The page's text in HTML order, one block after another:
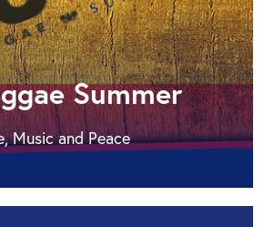
Summer
Music and Peace